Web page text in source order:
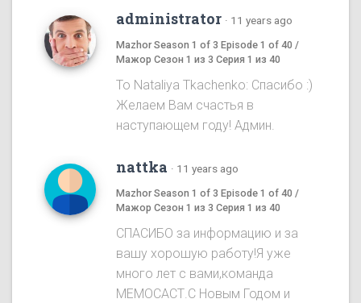
administrator · 11 years ago
Mazhor Season 1 of 3 Episode 1 of 40 /
Мажор Сезон 1 из 3 Серия 1 из 40
To Nataliya Tkachenko: Спасибо :)
Желаем Вам счастья в
наступающем году! Админ.
nattka · 11 years ago
Mazhor Season 1 of 3 Episode 1 of 40 /
Мажор Сезон 1 из 3 Серия 1 из 40
СПАСИБО за информацию и за
вашу хорошую работу!Я уже
много лет с вами,команда
МЕМОСАСТ.С Новым Годом и